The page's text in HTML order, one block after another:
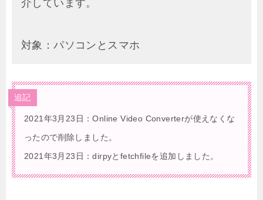
介しています。
対象：パソコンとスマホ
追記
2021年3月23日：Online Video Converterが使えなくな
ったので削除しました。
2021年3月23日：dirpyとfetchfileを追加しました。